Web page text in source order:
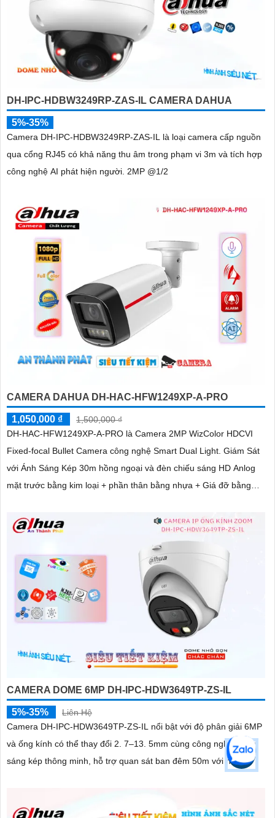
DH-IPC-HDBW3249RP-ZAS-IL CAMERA DAHUA
5%-35%
Camera DH-IPC-HDBW3249RP-ZAS-IL là loại camera cấp nguồn
qua cổng RJ45 có khả năng thu âm trong phạm vi 3m và tích hợp
công nghệ AI phát hiện người. 2MP @1/2
CAMERA DAHUA DH-HAC-HFW1249XP-A-PRO
1,050,000 ₫
1,500,000 ₫
DH-HAC-HFW1249XP-A-PRO là Camera 2MP WizColor HDCVI
Fixed-focal Bullet Camera công nghệ Smart Dual Light. Giám Sát
với Ánh Sáng Kép 30m hồng ngoại và đèn chiếu sáng HD Anlog
mặt trước bằng kim loại + phần thân bằng nhựa + Giá đỡ bằng
CAMERA DOME 6MP DH-IPC-HDW3649TP-ZS-IL
5%-35%
Liên Hệ
Camera DH-IPC-HDW3649TP-ZS-IL nổi bật với độ phân giải 6MP
và ống kính có thể thay đổi 2. 7–13. 5mm cùng công nghệ chiếu
sáng kép thông minh, hỗ trợ quan sát ban đêm 50m với hồng...